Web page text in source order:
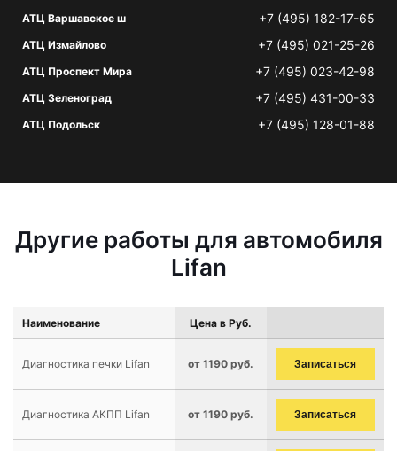
АТЦ Варшавское ш +7 (495) 182-17-65
АТЦ Измайлово +7 (495) 021-25-26
АТЦ Проспект Мира +7 (495) 023-42-98
АТЦ Зеленоград +7 (495) 431-00-33
АТЦ Подольск +7 (495) 128-01-88
Другие работы для автомобиля
Lifan
Наименование Цена в Руб.
Диагностика печки Lifan от 1190 руб. Записаться
Диагностика АКПП Lifan от 1190 руб. Записаться